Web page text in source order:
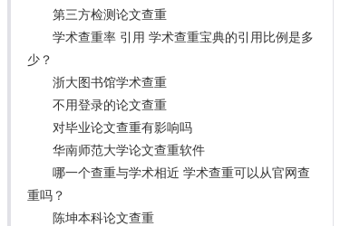
第三方检测论文查重
学术查重率 引用 学术查重宝典的引用比例是多
少？
浙大图书馆学术查重
不用登录的论文查重
对毕业论文查重有影响吗
华南师范大学论文查重软件
哪一个查重与学术相近 学术查重可以从官网查
重吗？
陈坤本科论文查重